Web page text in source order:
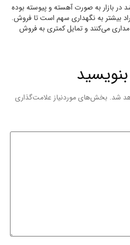
در بازار به صورت آهسته و پیوسته بوده
بیشتر به نگهداری سهم است تا فروش.
می‌کنند و تمایل کمتری به فروش
شد. بخش‌های موردنیاز علامت‌گذاری